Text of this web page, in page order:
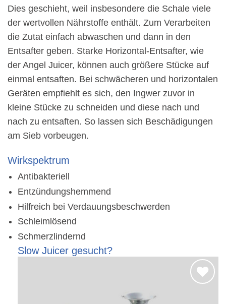
Dies geschieht, weil insbesondere die Schale viele
der wertvollen Nährstoffe enthält. Zum Verarbeiten
die Zutat einfach abwaschen und dann in den
Entsafter geben. Starke Horizontal-Entsafter, wie
der Angel Juicer, können auch größere Stücke auf
einmal entsaften. Bei schwächeren und horizontalen
Geräten empfiehlt es sich, den Ingwer zuvor in
kleine Stücke zu schneiden und diese nach und
nach zu entsaften. So lassen sich Beschädigungen
am Sieb vorbeugen.
Wirkspektrum
Antibakteriell
Entzündungshemmend
Hilfreich bei Verdauungsbeschwerden
Schleimlösend
Schmerzlindernd
Slow Juicer gesucht?